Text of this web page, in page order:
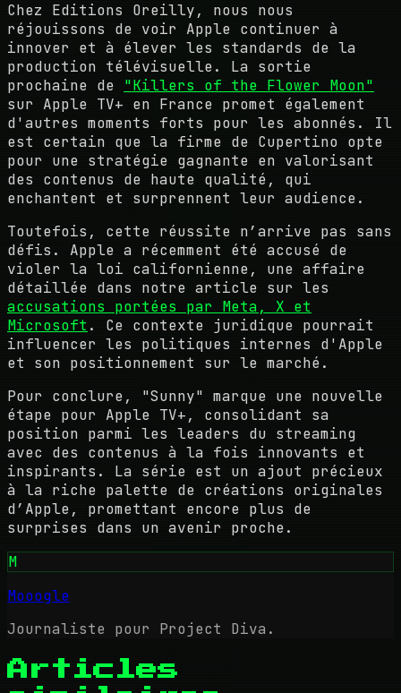
Chez Editions Oreilly, nous nous
réjouissons de voir Apple continuer à
innover et à élever les standards de la
production télévisuelle. La sortie
prochaine de "Killers of the Flower Moon"
sur Apple TV+ en France promet également
d'autres moments forts pour les abonnés. Il
est certain que la firme de Cupertino opte
pour une stratégie gagnante en valorisant
des contenus de haute qualité, qui
enchantent et surprennent leur audience.
Toutefois, cette réussite n’arrive pas sans
défis. Apple a récemment été accusé de
violer la loi californienne, une affaire
détaillée dans notre article sur les
accusations portées par Meta, X et
Microsoft . Ce contexte juridique pourrait
influencer les politiques internes d'Apple
et son positionnement sur le marché.
Pour conclure, "Sunny" marque une nouvelle
étape pour Apple TV+, consolidant sa
position parmi les leaders du streaming
avec des contenus à la fois innovants et
inspirants. La série est un ajout précieux
à la riche palette de créations originales
d’Apple, promettant encore plus de
surprises dans un avenir proche.
M
Mooogle
Journaliste pour Project Diva.
Articles